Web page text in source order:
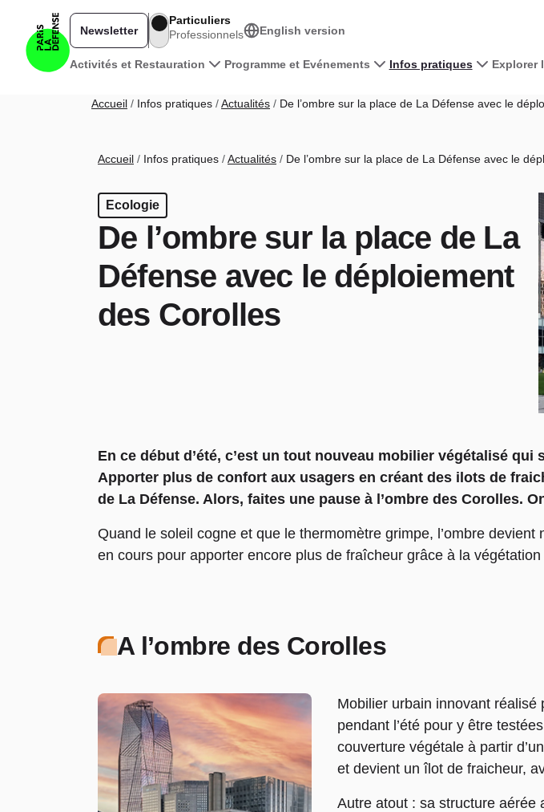
Navigation principale
Activités et Restauration Programme et Evénements Infos pratiques Explorer
Newsletter
Particuliers
Professionnels
English version
Fil d'Ariane
Accueil Infos pratiques Actualités De l’ombre sur la place de La Défense avec le
Fil d'Ariane
Accueil Infos pratiques Actualités De l’ombre sur la place de La Défense avec le
Ecologie
De l’ombre sur la place de La
Défense avec le déploiement
des Corolles
En ce début d’été, c’est un tout nouveau mobilier végétalisé
Apporter plus de confort aux usagers en créant des ilots de
de La Défense. Alors, faites une pause à l’ombre des Corolles.
Quand le soleil cogne et que le thermomètre grimpe, l’ombre
en cours pour apporter encore plus de fraîcheur grâce à la
A l’ombre des Corolles
Mobilier urbain innovant
pendant l’été pour y être
couverture végétale à partir
et devient un îlot de fraicheur,
Autre atout : sa structure aérée